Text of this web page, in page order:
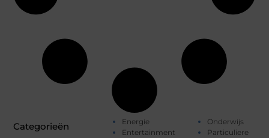
Categorieën
Energie
Entertainment
Onderwijs
Particuliere